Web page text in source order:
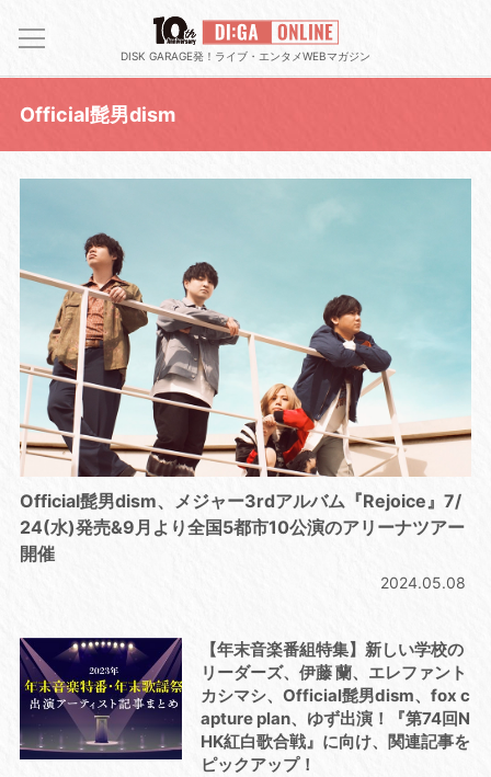
DISK GARAGE発！ライブ・エンタメWEBマガジン
Official髭男dism
Official髭男dism、メジャー3rdアルバム『Rejoice』7/
24(水)発売&9月より全国5都市10公演のアリーナツアー
開催
2024.05.08
【年末音楽番組特集】新しい学校の
リーダーズ、伊藤 蘭、エレファント
カシマシ、Official髭男dism、fox c
apture plan、ゆず出演！『第74回N
HK紅白歌合戦』に向け、関連記事を
ピックアップ！